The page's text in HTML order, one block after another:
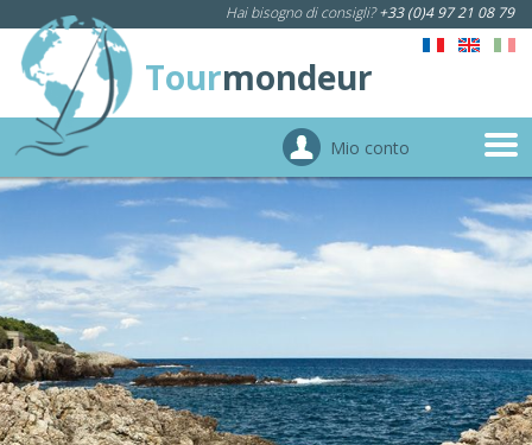
Hai bisogno di consigli?+33 (0)4 97 21 08 79
Tourmondeur
Mio conto